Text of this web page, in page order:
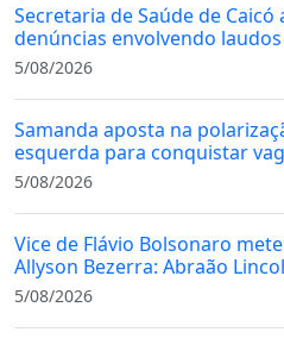
Secretaria de Saúde de
denúncias envolvendo
5/08/2026
Samanda aposta na
esquerda para conquistar
5/08/2026
Vice de Flávio Bolsonaro
Allyson Bezerra: Abraão
5/08/2026